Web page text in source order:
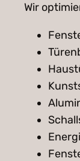
Wir